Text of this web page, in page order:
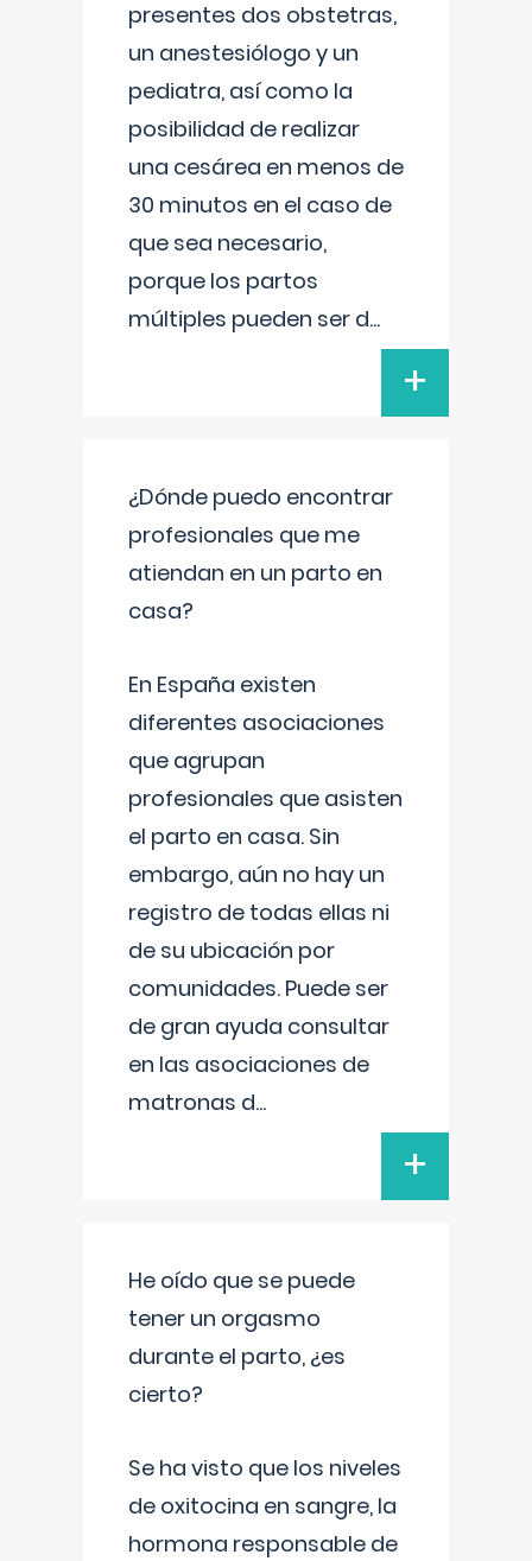
presentes dos obstetras,
un anestesiólogo y un
pediatra, así como la
posibilidad de realizar
una cesárea en menos de
30 minutos en el caso de
que sea necesario,
porque los partos
múltiples pueden ser d...
+
¿Dónde puedo encontrar
profesionales que me
atiendan en un parto en
casa?
En España existen
diferentes asociaciones
que agrupan
profesionales que asisten
el parto en casa. Sin
embargo, aún no hay un
registro de todas ellas ni
de su ubicación por
comunidades. Puede ser
de gran ayuda consultar
en las asociaciones de
matronas d...
+
He oído que se puede
tener un orgasmo
durante el parto, ¿es
cierto?
Se ha visto que los niveles
de oxitocina en sangre, la
hormona responsable de